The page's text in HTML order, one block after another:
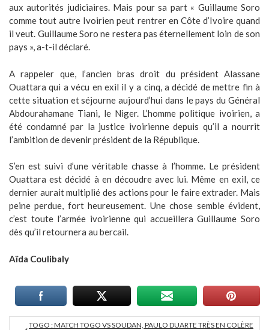
aux autorités judiciaires. Mais pour sa part « Guillaume Soro
comme tout autre Ivoirien peut rentrer en Côte d’Ivoire quand
il veut. Guillaume Soro ne restera pas éternellement loin de son
pays », a-t-il déclaré.
A rappeler que, l’ancien bras droit du président Alassane
Ouattara qui a vécu en exil il y a cinq, a décidé de mettre fin à
cette situation et séjourne aujourd’hui dans le pays du Général
Abdourahamane Tiani, le Niger. L’homme politique ivoirien, a
été condamné par la justice ivoirienne depuis qu’il a nourrit
l’ambition de devenir président de la République.
S’en est suivi d’une véritable chasse à l’homme. Le président
Ouattara est décidé à en découdre avec lui. Même en exil, ce
dernier aurait multiplié des actions pour le faire extrader. Mais
peine perdue, fort heureusement. Une chose semble évident,
c’est toute l’armée ivoirienne qui accueillera Guillaume Soro
dès qu’il retournera au bercail.
Aïda Coulibaly
TOGO : MATCH TOGO VS SOUDAN, PAULO DUARTE TRÈS EN COLÈRE